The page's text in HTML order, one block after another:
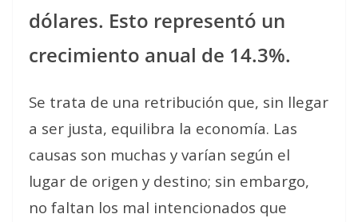
dólares. Esto representó un
crecimiento anual de 14.3%.
Se trata de una retribución que, sin llegar
a ser justa, equilibra la economía. Las
causas son muchas y varían según el
lugar de origen y destino; sin embargo,
no faltan los mal intencionados que